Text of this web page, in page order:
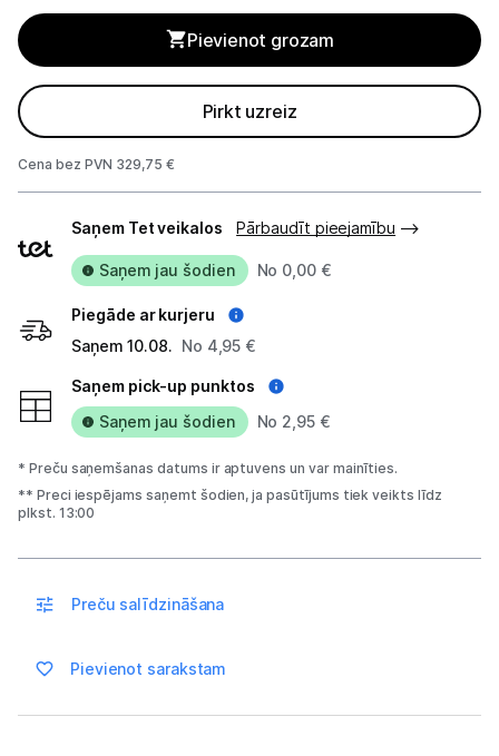
Elektrostacijas un saules paneļi
Sadzīves tehnika
Skaistumkopšana
Piederumi sportam
Atpūta
Droni
Dronu aksesuāri
Dārza grili
Termosi un termokrūzes
GPS
Pievienot grozam
Pirkt uzreiz
Cena bez PVN 329,75 €
veidi
Saņem Tet veikalos Pārbaudīt pieejamību
Saņem jau šodien No 0,00 €
Piegāde ar kurjeru
Saņem 10.08. No 4,95 €
Saņem pick-up punktos
Saņem jau šodien
No 2,95 €
* Preču saņemšanas datums ir aptuvens un var mainīties.
** Preci iespējams saņemt šodien, ja pasūtījums tiek veikts līdz
plkst. 13:00
Preču salīdzināšana
Pievienot sarakstam